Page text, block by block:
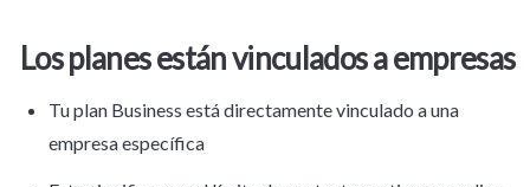
Los planes están vinculados a empresas
Tu plan Business está directamente vinculado a una
empresa específica